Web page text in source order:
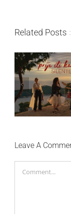
Related Posts
Silente objavio
singl “Prije ili
Leave A